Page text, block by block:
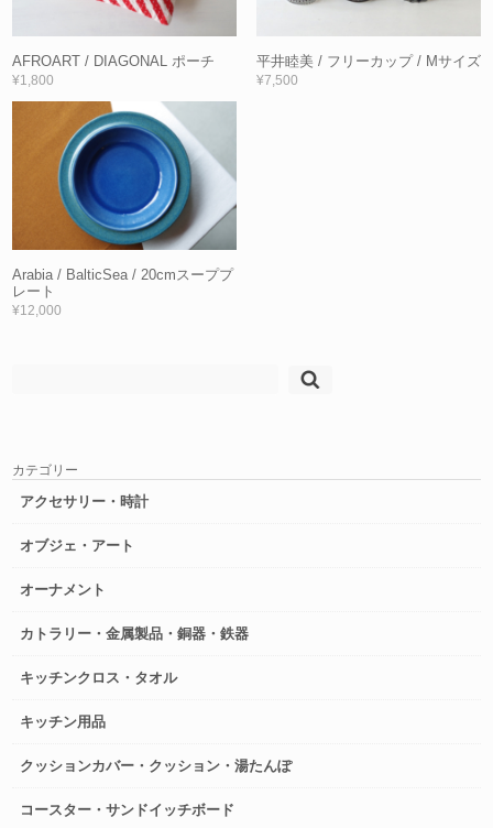
AFROART / DIAGONAL ポーチ
¥1,800
平井睦美 / フリーカップ / Mサイズ
¥7,500
Arabia / BalticSea / 20cmスーププ
レート
¥12,000
カテゴリー
アクセサリー・時計
オブジェ・アート
オーナメント
カトラリー・金属製品・銅器・鉄器
キッチンクロス・タオル
キッチン用品
クッションカバー・クッション・湯たんぽ
コースター・サンドイッチボード